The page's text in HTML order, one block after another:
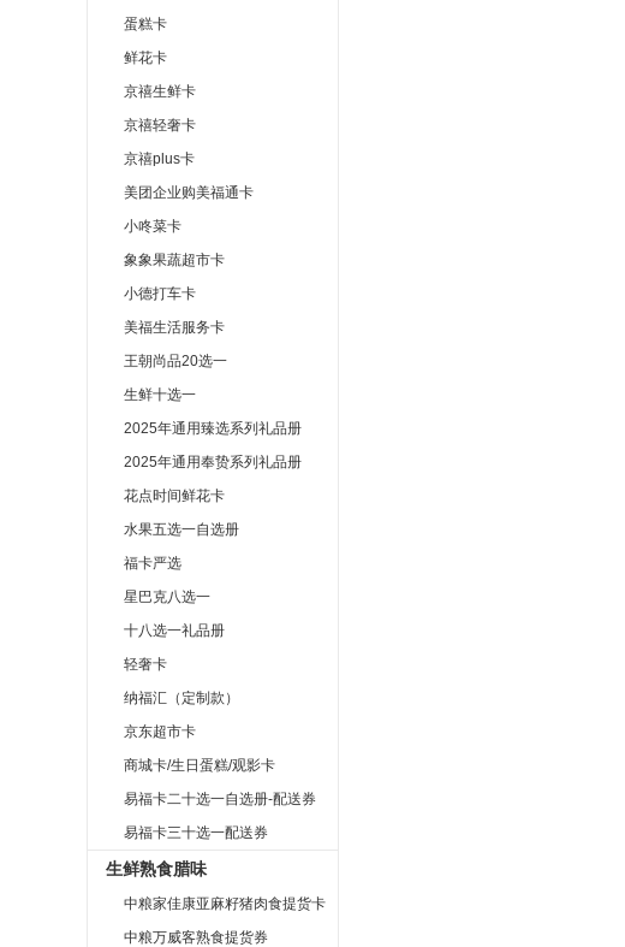
蛋糕卡
鲜花卡
京禧生鲜卡
京禧轻奢卡
京禧plus卡
美团企业购美福通卡
小咚菜卡
象象果蔬超市卡
小德打车卡
美福生活服务卡
王朝尚品20选一
生鲜十选一
2025年通用臻选系列礼品册
2025年通用奉贽系列礼品册
花点时间鲜花卡
水果五选一自选册
福卡严选
星巴克八选一
十八选一礼品册
轻奢卡
纳福汇（定制款）
京东超市卡
商城卡/生日蛋糕/观影卡
易福卡二十选一自选册-配送券
易福卡三十选一配送券
生鲜熟食腊味
中粮家佳康亚麻籽猪肉食提货卡
中粮万威客熟食提货券